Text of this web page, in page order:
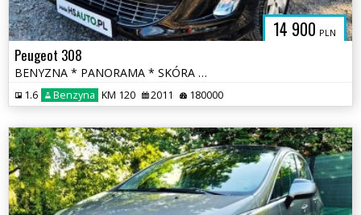
14 900 PLN
Peugeot 308
BENYZNA * PANORAMA * SKÓRA * nawigacja * niski przebieg * OKAZJA
1.6 Benzyna KM 120 2011 180000